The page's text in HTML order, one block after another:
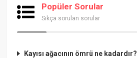
Popüler Sorular
Sıkça sorulan sorular
Kayısı ağacının ömrü ne kadardır?